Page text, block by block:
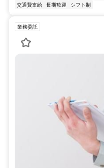
交通費支給
長期歓迎 シフト制
業務委託